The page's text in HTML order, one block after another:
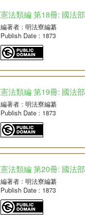
憲法類編 第18冊: 國法
編著者 : 明法寮編纂
Publish Date : 1873
憲法類編 第19冊: 國法
編著者 : 明法寮編纂
Publish Date : 1873
憲法類編 第20冊: 國法
編著者 : 明法寮編纂
Publish Date : 1873